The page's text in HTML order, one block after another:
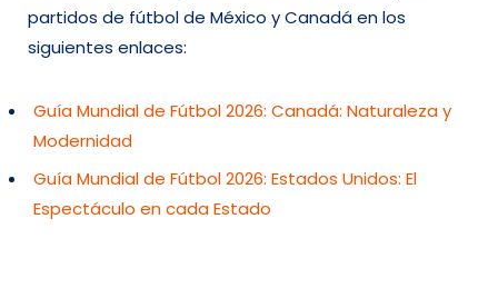
partidos de fútbol de México y Canadá en los
siguientes enlaces:
Guía Mundial de Fútbol 2026: Canadá: Naturaleza y
Modernidad
Guía Mundial de Fútbol 2026: Estados Unidos: El
Espectáculo en cada Estado